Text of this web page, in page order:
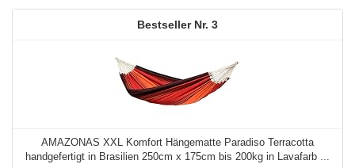
3
AMAZONAS XXL Komfort Hängematte Paradiso Terracotta
handgefertigt in Brasilien 250cm x 175cm bis 200kg in Lavafarb ...